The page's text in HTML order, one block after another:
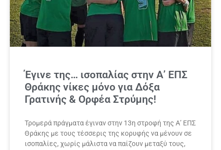
Έγινε της… ισοπαλίας στην Α’ ΕΠΣ
Θράκης νίκες μόνο για Δόξα
Γρατινής & Ορφέα Στρύμης!
Τρομερά πράγματα έγιναν στην 13η στροφή της Α’ ΕΠΣ
Θράκης με τους τέσσερις της κορυφής να μένουν σε
ισοπαλίες, χωρίς μάλιστα να παίζουν μεταξύ τους,